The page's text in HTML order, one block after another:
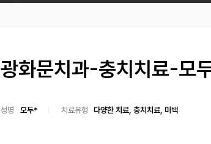
광화문치과-충치치료-모
성명 모두* 치료유형 다양한 치료, 충치치료, 미백